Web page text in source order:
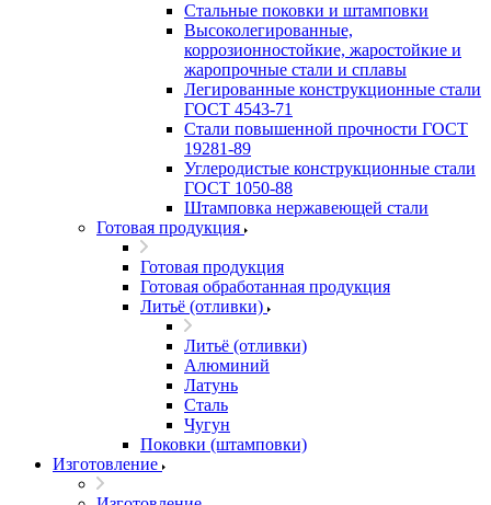
Стальные поковки и штамповки
Высоколегированные,
коррозионностойкие, жаростойкие и
жаропрочные стали и сплавы
Легированные конструкционные стали
ГОСТ 4543-71
Стали повышенной прочности ГОСТ
19281-89
Углеродистые конструкционные стали
ГОСТ 1050-88
Штамповка нержавеющей стали
Готовая продукция
Готовая продукция
Готовая обработанная продукция
Литьё (отливки)
Литьё (отливки)
Алюминий
Латунь
Сталь
Чугун
Поковки (штамповки)
Изготовление